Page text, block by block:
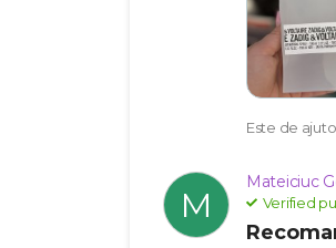
Este de
M
Mateiciuc
Verified